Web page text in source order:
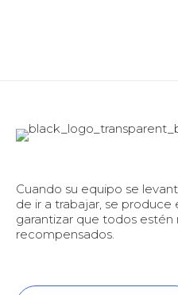
Cuando su equipo se
de ir a trabajar, se produce
garantizar que todos
recompensados.